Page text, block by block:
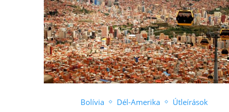
Bolívia Dél-Amerika Útleírások